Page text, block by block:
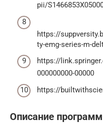
pii/
https://
ty-emg-series-m-
https://
000000000-00000
https://
Описание